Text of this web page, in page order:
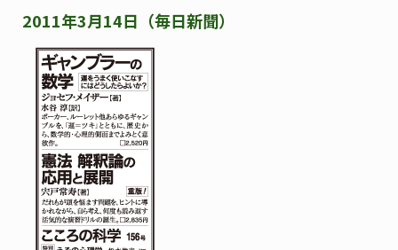
2011年3月14日（毎日新聞）